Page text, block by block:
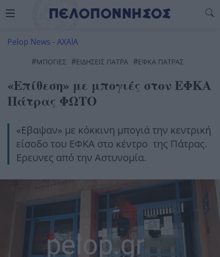
Pelop News -ΑΧΑΪΑ
#ΜΠΟΓΊΕΣ #ΕΙΔΗΣΕΙΣ ΠΑΤΡΑ #ΕΦΚΑ ΠΑΤΡΑΣ
«Επίθεση» με μπογιές στον ΕΦΚΑ
Πάτρας ΦΩΤΟ
«Εβαψαν» με κόκκινη μπογιά την κεντρική
είσοδο του ΕΦΚΑ στο κέντρο της Πάτρας.
Ερευνες από την Αστυνομία.